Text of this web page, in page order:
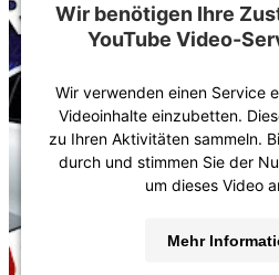
Wir benötigen Ihre
YouTube Video-
Wir verwenden einen Service
Videoinhalte einzubetten.
zu Ihren Aktivitäten sammeln.
durch und stimmen Sie der
um dieses Video
Mehr